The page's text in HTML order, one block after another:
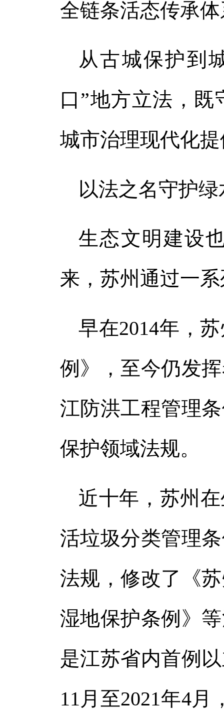
全链条活态传承
从古城保护到
口”地方立法，
城市治理现代化
以法之名守护
生态文明建设
来，苏州通过一
早在2014年，
例》，至今仍发
江防洪工程管理
保护领域法规。
近十年，苏州
活垃圾分类管理
法规，修改了《
湿地保护条例》
是江苏省内首例
11月至2021年4